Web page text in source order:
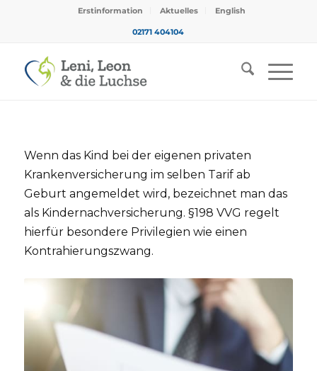
Erstinformation Aktuelles English
02171 404104
Wenn das Kind bei der eigenen privaten
Krankenversicherung im selben Tarif ab
Geburt angemeldet wird, bezeichnet man das
als Kindernachversicherung. §198 VVG regelt
hierfür besondere Privilegien wie einen
Kontrahierungszwang.